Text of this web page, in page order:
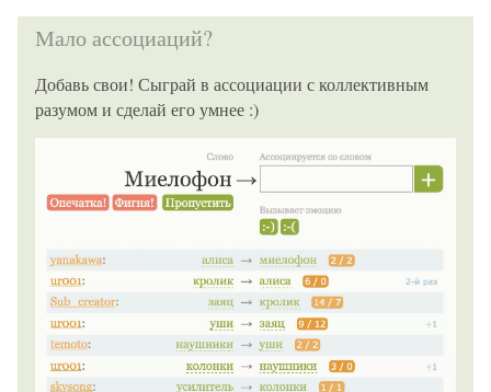
Мало ассоциаций?
Добавь свои! Сыграй в ассоциации с коллективным
разумом и сделай его умнее :)